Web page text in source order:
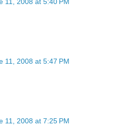
11, 2008 at 5:47 PM
11, 2008 at 7:25 PM